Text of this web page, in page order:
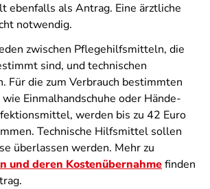
ebenfalls als Antrag. Eine ärztliche
notwendig.
zwischen Pflegehilfsmitteln, die
sind, und technischen
Für die zum Verbrauch bestimmten
Einmalhandschuhe oder Hände-
werden bis zu 42 Euro
Technische Hilfsmittel sollen
überlassen werden. Mehr zu
und deren Kostenübernahmefinden